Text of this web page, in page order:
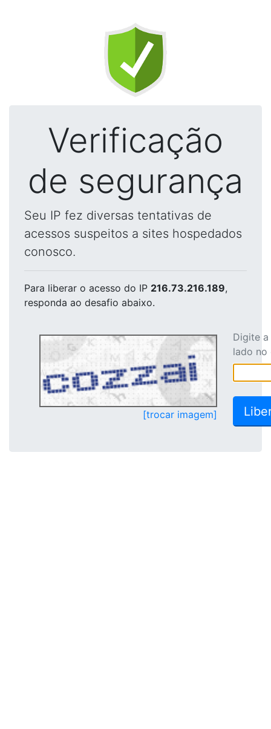
Verificação
de segurança
Seu IP fez diversas tentativas de
acessos suspeitos a sites hospedados
conosco.
Para liberar o acesso do IP 216.73.216.189,
responda ao desafio abaixo.
[trocar imagem]
Digite
lado no